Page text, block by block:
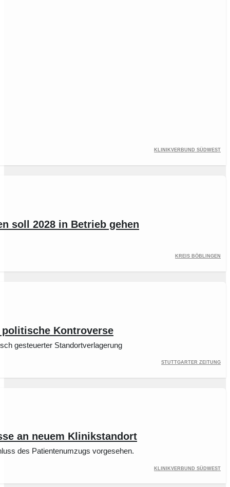
Klinikverbund Südwest
soll 2028 in Betrieb gehen
Kreis Böblingen
Kontroverse
gesteuerter Standortverlagerung
Stuttgarter Zeitung
an neuem Klinikstandort
des Patientenumzugs vorgesehen.
Klinikverbund Südwest